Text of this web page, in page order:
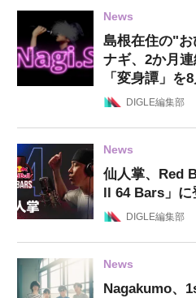
News
島根在住の"
ナギ、2か月
「変身譚」を
DIGLE編集部
News
仙人掌、Red
ll 64 Bars」
DIGLE編集部
News
Nagakumo、